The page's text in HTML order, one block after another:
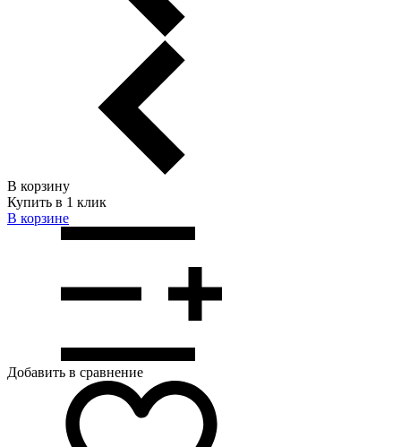
В корзину
Купить в 1 клик
В корзинe
Добавить в сравнение